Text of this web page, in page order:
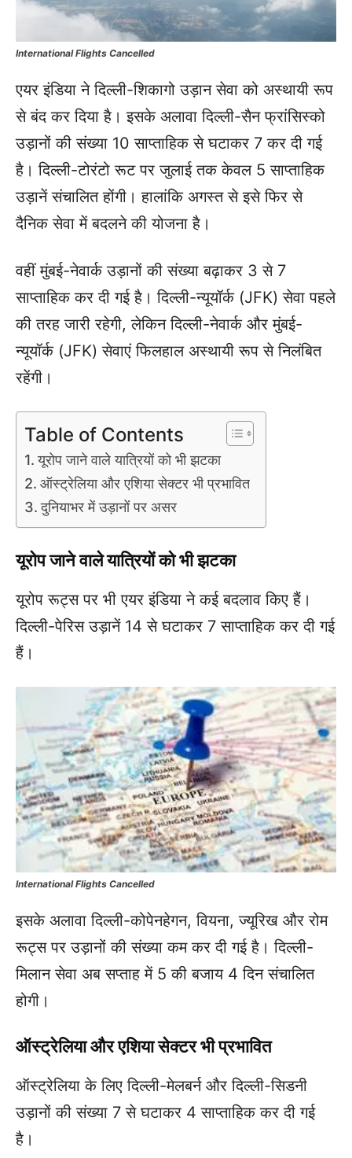
International Flights Cancelled
एयर इंडिया ने दिल्ली-शिकागो उड़ान सेवा को अस्थायी रूप
से बंद कर दिया है। इसके अलावा दिल्ली-सैन फ्रांसिस्को
उड़ानों की संख्या 10 साप्ताहिक से घटाकर 7 कर दी गई
है। दिल्ली-टोरंटो रूट पर जुलाई तक केवल 5 साप्ताहिक
उड़ानें संचालित होंगी। हालांकि अगस्त से इसे फिर से
दैनिक सेवा में बदलने की योजना है।
वहीं मुंबई-नेवार्क उड़ानों की संख्या बढ़ाकर 3 से 7
साप्ताहिक कर दी गई है। दिल्ली-न्यूयॉर्क (JFK) सेवा पहले
की तरह जारी रहेगी, लेकिन दिल्ली-नेवार्क और मुंबई-
न्यूयॉर्क (JFK) सेवाएं फिलहाल अस्थायी रूप से निलंबित
रहेंगी।
Table of Contents
यूरोप जाने वाले यात्रियों को भी झटका
ऑस्ट्रेलिया और एशिया सेक्टर भी प्रभावित
दुनियाभर में उड़ानों पर असर
यूरोप जाने वाले यात्रियों को भी झटका
यूरोप रूट्स पर भी एयर इंडिया ने कई बदलाव किए हैं।
दिल्ली-पेरिस उड़ानें 14 से घटाकर 7 साप्ताहिक कर दी गई
हैं।
International Flights Cancelled
इसके अलावा दिल्ली-कोपेनहेगन, वियना, ज्यूरिख और रोम
रूट्स पर उड़ानों की संख्या कम कर दी गई है। दिल्ली-
मिलान सेवा अब सप्ताह में 5 की बजाय 4 दिन संचालित
होगी।
ऑस्ट्रेलिया और एशिया सेक्टर भी प्रभावित
ऑस्ट्रेलिया के लिए दिल्ली-मेलबर्न और दिल्ली-सिडनी
उड़ानों की संख्या 7 से घटाकर 4 साप्ताहिक कर दी गई
है।